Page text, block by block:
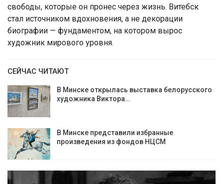
свободы, которые он пронес через жизнь. Витебск
стал источником вдохновения, а не декорации
биографии — фундаментом, на котором вырос
художник мирового уровня.
СЕЙЧАС ЧИТАЮТ
В Минске открылась выставка белорусского
художника Виктора…
В Минске представили избранные
произведения из фондов НЦСМ